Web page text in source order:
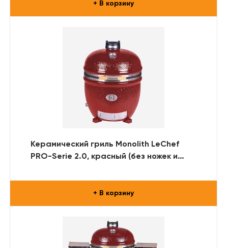
+ В корзину
Керамический гриль Monolith LeChef
PRO-Serie 2.0, красный (без ножек и
+ В корзину